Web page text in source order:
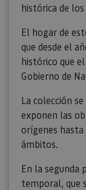
histórica de
El hogar de
que desde el
histórico que
Gobierno de
La colección
exponen las
orígenes
ámbitos.
En la segunda
temporal, que